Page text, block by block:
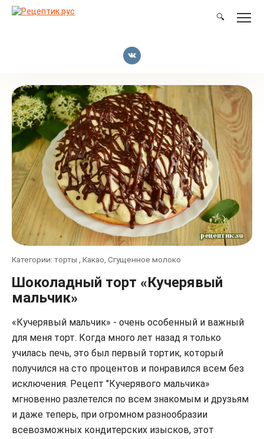
Перейти
🔍
Категории: торты , Какао, Сгущенное молоко
Шоколадный торт «Кучерявый
мальчик»
«Кучерявый мальчик» - очень особенный и важный
для меня торт. Когда много лет назад я только
училась печь, это был первый тортик, который
получился на сто процентов и понравился всем без
исключения. Рецепт "Кучерявого мальчика»
мгновенно разлетелся по всем знакомым и друзьям
и даже теперь, при огромном разнообразии
всевозможных кондитерских изысков, этот